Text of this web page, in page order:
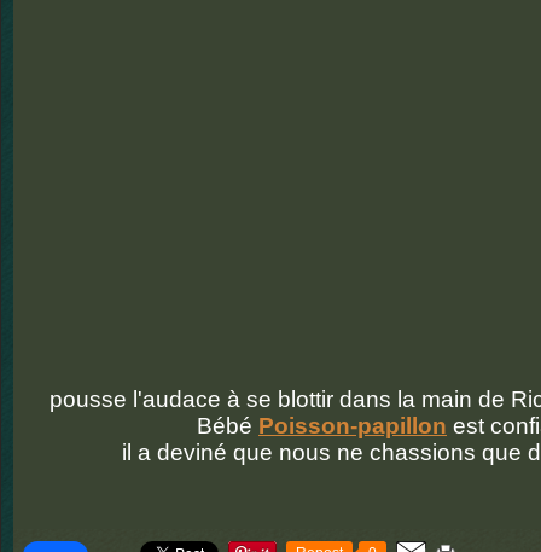
pousse l'audace à se blottir dans la main de
Bébé Poisson-papillon est
il a deviné que nous ne chassions que